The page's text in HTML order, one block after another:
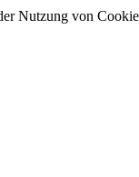
Nutzung von